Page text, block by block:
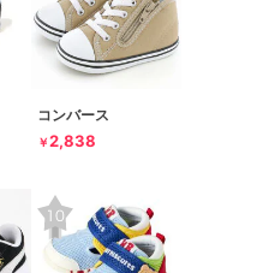
コンバース
￥2,838